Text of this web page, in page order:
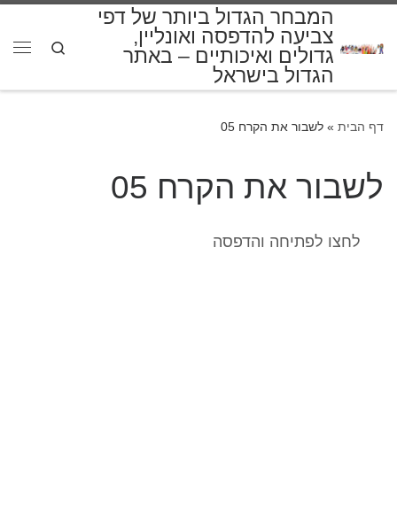
המבחר הגדול ביותר של דפי
צביעה להדפסה ואונליין,
גדולים ואיכותיים – באתר
הגדול בישראל
Search
דף הבית » לשבור את הקרח 05
לשבור את הקרח 05
לחצו לפתיחה והדפסה